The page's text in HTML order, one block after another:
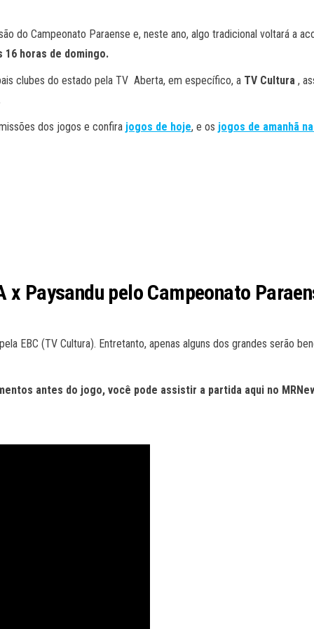
do Campeonato Paraense e, neste ano, algo tradicional voltará a
16 horas de domingo.
clubes do estado pela TV Aberta, em específico, a TV Cultura ,
dos jogos e confira jogos de hoje, e os jogos de amanhã
Paysandu pelo Campeonato
EBC (TV Cultura). Entretanto, apenas alguns dos grandes serão
antes do jogo, você pode assistir a partida aqui no